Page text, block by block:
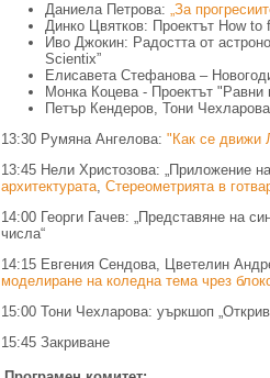
Даниела Петрова: „За
Динко Цвятков: Проектът How to
Иво Джокин: Радостта от
Scientix”
Елисавета Стефанова –
Монка Коцева - Проектът "Равни
Петър Кендеров, Тони
13:30 Румяна Ангелова: "Как се движи
13:45 Нели Христозова: „Приложение
архитектурата, Стереометрията в
14:00 Георги Гачев: „Представяне на
числа“
14:15 Евгения Сендова, Цветелин
моделиране на коледна тема чрез
15:00 Тони Чехларова: уъркшоп
15:45 Закриване